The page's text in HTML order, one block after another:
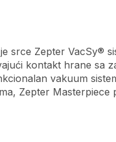
srce Zepter VacSy®
kontakt hrane sa
vakuum
Zepter Masterpiece